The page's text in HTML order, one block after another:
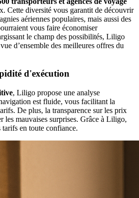
Cette diversité vous garantit de découvrir
aériennes populaires, mais aussi des
vous faire économiser
le champ des possibilités, Liligo
d’ensemble des meilleures offres du
d'exécution
, Liligo propose une analyse
est fluide, vous facilitant la
De plus, la transparence sur les prix
les mauvaises surprises. Grâce à Liligo,
en toute confiance.